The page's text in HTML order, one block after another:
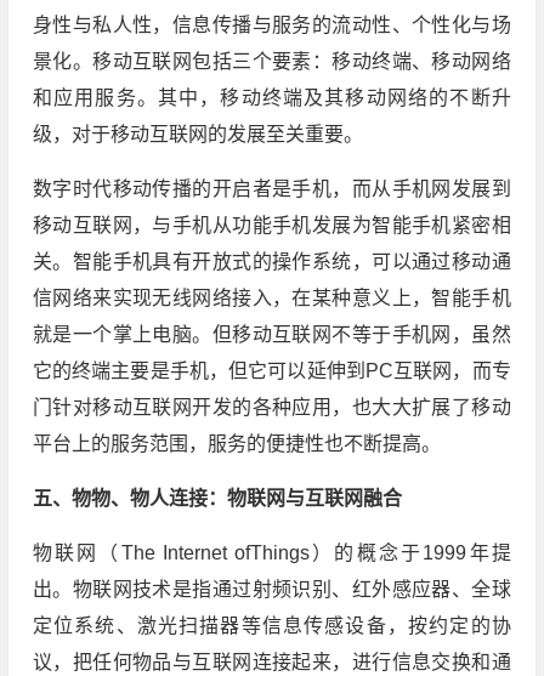
身性与私人性，信息传播与服务的流动性、个性化与场
景化。移动互联网包括三个要素：移动终端、移动网络
和应用服务。其中，移动终端及其移动网络的不断升
级，对于移动互联网的发展至关重要。
数字时代移动传播的开启者是手机，而从手机网发展到
移动互联网，与手机从功能手机发展为智能手机紧密相
关。智能手机具有开放式的操作系统，可以通过移动通
信网络来实现无线网络接入，在某种意义上，智能手机
就是一个掌上电脑。但移动互联网不等于手机网，虽然
它的终端主要是手机，但它可以延伸到PC互联网，而专
门针对移动互联网开发的各种应用，也大大扩展了移动
平台上的服务范围，服务的便捷性也不断提高。
五、物物、物人连接：物联网与互联网融合
物联网（The Internet ofThings）的概念于1999年提
出。物联网技术是指通过射频识别、红外感应器、全球
定位系统、激光扫描器等信息传感设备，按约定的协
议，把任何物品与互联网连接起来，进行信息交换和通